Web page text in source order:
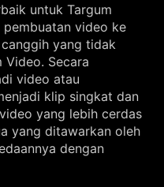
untuk Targum
pembuatan video ke
yang tidak
Secara
video atau
klip singkat dan
yang lebih cerdas
yang ditawarkan oleh
dengan